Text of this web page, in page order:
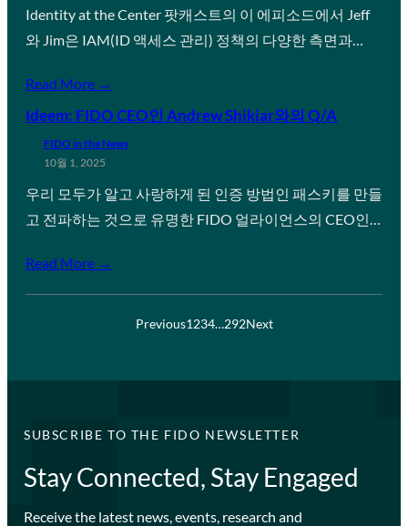
Identity at the Center 팟캐스트의 이 에피소드에서 Jeff
와 Jim은 IAM(ID 액세스 관리) 정책의 다양한 측면과…
Read More →
Ideem: FIDO CEO인 Andrew Shikiar와의 Q/A
FIDO in the News
10월 1, 2025
우리 모두가 알고 사랑하게 된 인증 방법인 패스키를 만들
고 전파하는 것으로 유명한 FIDO 얼라이언스의 CEO인…
Read More →
Previous1234…292Next
SUBSCRIBE TO THE FIDO NEWSLETTER
Stay Connected, Stay Engaged
Receive the latest news, events, research and